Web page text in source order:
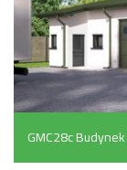
GMC28c